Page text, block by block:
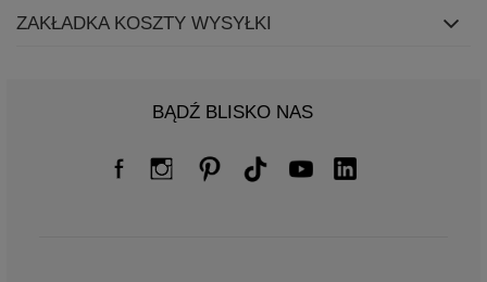
ZAKŁADKA KOSZTY WYSYŁKI
BĄDŹ BLISKO NAS